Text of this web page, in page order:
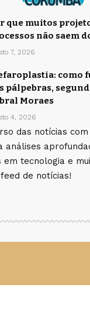
que muitos
não saem
7, 2026
como
pálpebras,
Moraes
4, 2026
das notícias
análises
em tecnologia e
de notícias!